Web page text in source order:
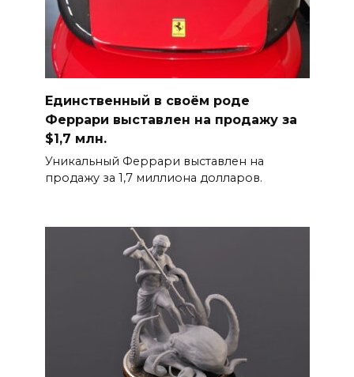
Единственный в своём роде
Феррари выставлен на продажу за
$1,7 млн.
Уникальный Феррари выставлен на
продажу за 1,7 миллиона долларов.